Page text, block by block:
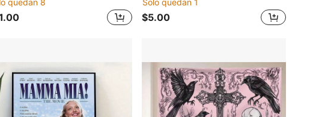
quedan 8
Solo quedan 1
$5.00